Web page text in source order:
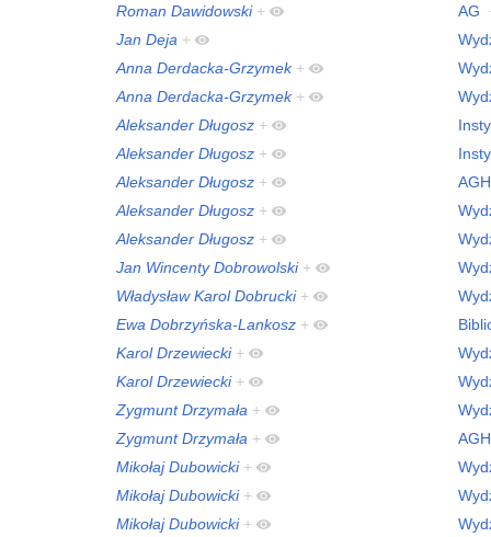
Roman Dawidowski + AG
Jan Deja +
Anna Derdacka-Grzymek +
Anna Derdacka-Grzymek +
Aleksander Długosz +
Aleksander Długosz +
Aleksander Długosz +
AGH
Aleksander Długosz +
Aleksander Długosz +
Jan Wincenty Dobrowolski +
Władysław Karol Dobrucki +
Ewa Dobrzyńska-Lankosz +
Karol Drzewiecki +
Karol Drzewiecki +
Zygmunt Drzymała +
Zygmunt Drzymała +
AGH
Mikołaj Dubowicki +
Mikołaj Dubowicki +
Mikołaj Dubowicki +